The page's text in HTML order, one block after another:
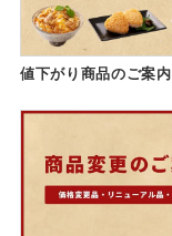
値下がり商品のご案内